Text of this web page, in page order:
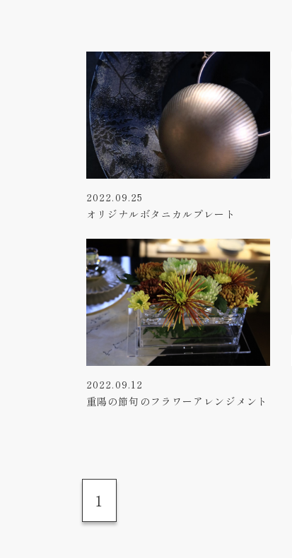
2022.09.25
オリジナルボタニカルプレート
2022.09.12
重陽の節句のフラワーアレンジメント
1